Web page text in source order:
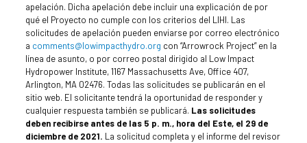
apelación. Dicha apelación debe incluir una explicación de por
qué el Proyecto no cumple con los criterios del LIHI. Las
solicitudes de apelación pueden enviarse por correo electrónico
a comments@lowimpacthydro.org con “Arrowrock Project” en la
línea de asunto, o por correo postal dirigido al Low Impact
Hydropower Institute, 1167 Massachusetts Ave, Office 407,
Arlington, MA 02476. Todas las solicitudes se publicarán en el
sitio web. El solicitante tendrá la oportunidad de responder y
cualquier respuesta también se publicará. Las solicitudes
deben recibirse antes de las 5 p. m., hora del Este, el 29 de
diciembre de 2021. La solicitud completa y el informe del revisor